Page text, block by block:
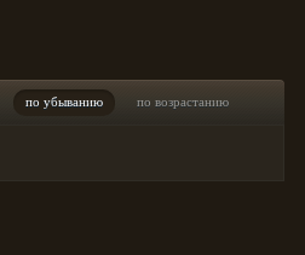
по убыванию по возрастанию